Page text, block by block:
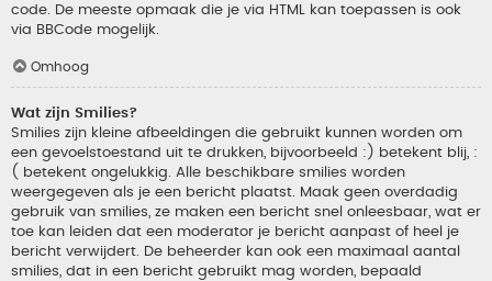
code. De meeste opmaak die je via HTML kan toepassen is ook
via BBCode mogelijk.
Omhoog
Wat zijn Smilies?
Smilies zijn kleine afbeeldingen die gebruikt kunnen worden om
een gevoelstoestand uit te drukken, bijvoorbeeld :) betekent blij, :
( betekent ongelukkig. Alle beschikbare smilies worden
weergegeven als je een bericht plaatst. Maak geen overdadig
gebruik van smilies, ze maken een bericht snel onleesbaar, wat er
toe kan leiden dat een moderator je bericht aanpast of heel je
bericht verwijdert. De beheerder kan ook een maximaal aantal
smilies, dat in een bericht gebruikt mag worden, bepaald